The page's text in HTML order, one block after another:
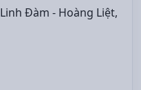
Đàm - Hoàng Liệt,